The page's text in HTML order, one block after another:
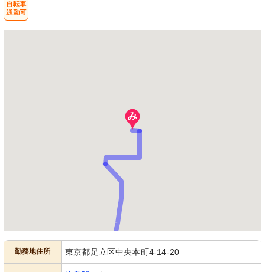
勤務地住所 東京都足立区中央本町4-14-20